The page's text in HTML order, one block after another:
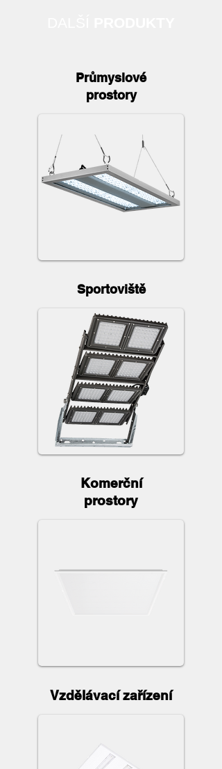
Průmyslové
prostory
Sportoviště
Komerční
prostory
Vzdělávací zařízení